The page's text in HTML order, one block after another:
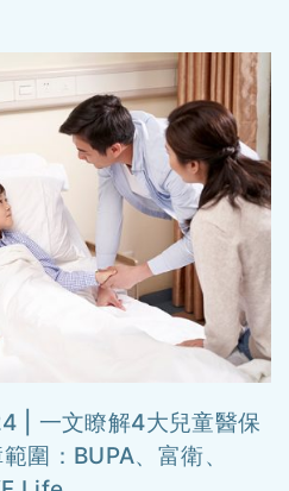
| 一文瞭解4大兒童醫保
圍：BUPA、富衛、